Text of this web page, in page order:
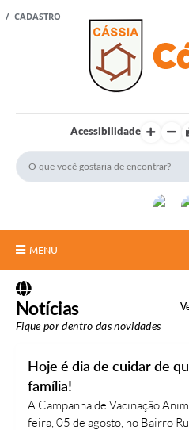
/ CADASTRO
Acessibilidade
MENU
Portal Cidadão
A Vanguarda
Prefeitura
Notícias
Fique por dentro das novidades
Hoje é dia de cuidar de
família!
A Campanha de Vacinação
feira, 05 de agosto, no Bairro